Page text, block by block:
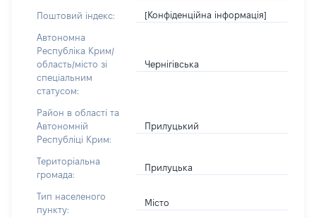
Поштовий індекс: [Конфіденційна інформація]
Автономна
Республіка Крим/
область/місто зі
спеціальним
статусом:
Чернігівська
Район в області та
Автономній
Республіці Крим:
Прилуцький
Територіальна
громада:
Прилуцька
Тип населеного
пункту:
Місто